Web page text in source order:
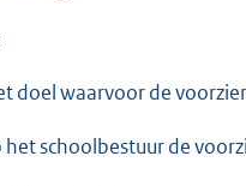
doel waarvoor de
het schoolbestuur de